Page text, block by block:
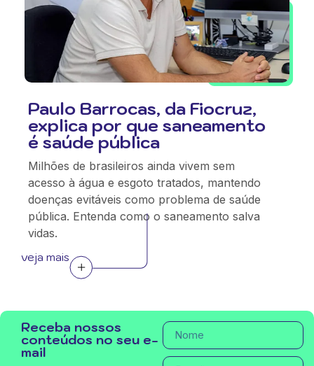
Paulo Barrocas, da Fiocruz,
explica por que saneamento
é saúde pública
Milhões de brasileiros ainda vivem sem
acesso à água e esgoto tratados, mantendo
doenças evitáveis como problema de saúde
pública. Entenda como o saneamento salva
vidas.
veja mais
Receba nossos
conteúdos no seu e-
mail